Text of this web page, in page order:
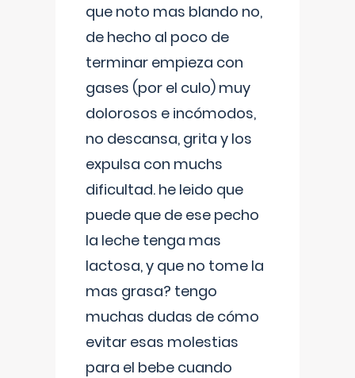
que noto mas blando no,
de hecho al poco de
terminar empieza con
gases (por el culo) muy
dolorosos e incómodos,
no descansa, grita y los
expulsa con muchs
dificultad. he leido que
puede que de ese pecho
la leche tenga mas
lactosa, y que no tome la
mas grasa? tengo
muchas dudas de cómo
evitar esas molestias
para el bebe cuando